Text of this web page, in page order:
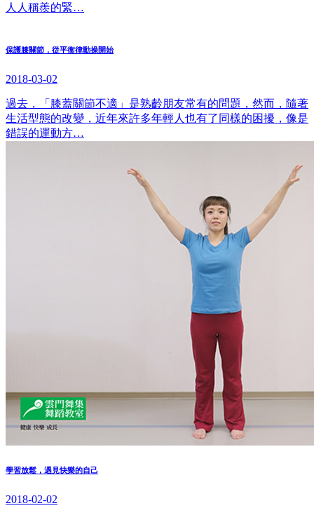
人人稱羨的緊…
保護膝關節，從平衡律動操開始
2018-03-02
過去，「膝蓋關節不適」是熟齡朋友常有的問題，然而，隨著
生活型態的改變，近年來許多年輕人也有了同樣的困擾，像是
錯誤的運動方…
學習放鬆，遇見快樂的自己
2018-02-02